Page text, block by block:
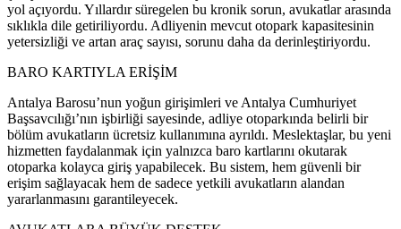
yol açıyordu. Yıllardır süregelen bu kronik sorun, avukatlar arasında
sıklıkla dile getiriliyordu. Adliyenin mevcut otopark kapasitesinin
yetersizliği ve artan araç sayısı, sorunu daha da derinleştiriyordu.
BARO KARTIYLA ERİŞİM
Antalya Barosu’nun yoğun girişimleri ve Antalya Cumhuriyet
Başsavcılığı’nın işbirliği sayesinde, adliye otoparkında belirli bir
bölüm avukatların ücretsiz kullanımına ayrıldı. Meslektaşlar, bu yeni
hizmetten faydalanmak için yalnızca baro kartlarını okutarak
otoparka kolayca giriş yapabilecek. Bu sistem, hem güvenli bir
erişim sağlayacak hem de sadece yetkili avukatların alandan
yararlanmasını garantileyecek.